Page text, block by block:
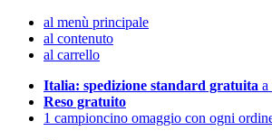
al menù principale
al contenuto
al carrello
Italia: spedizione standard gratuita a
Reso gratuito
1 campioncino omaggio con ogni